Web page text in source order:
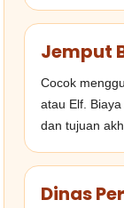
Jemput
Cocok
atau Elf.
dan tujuan
Dinas